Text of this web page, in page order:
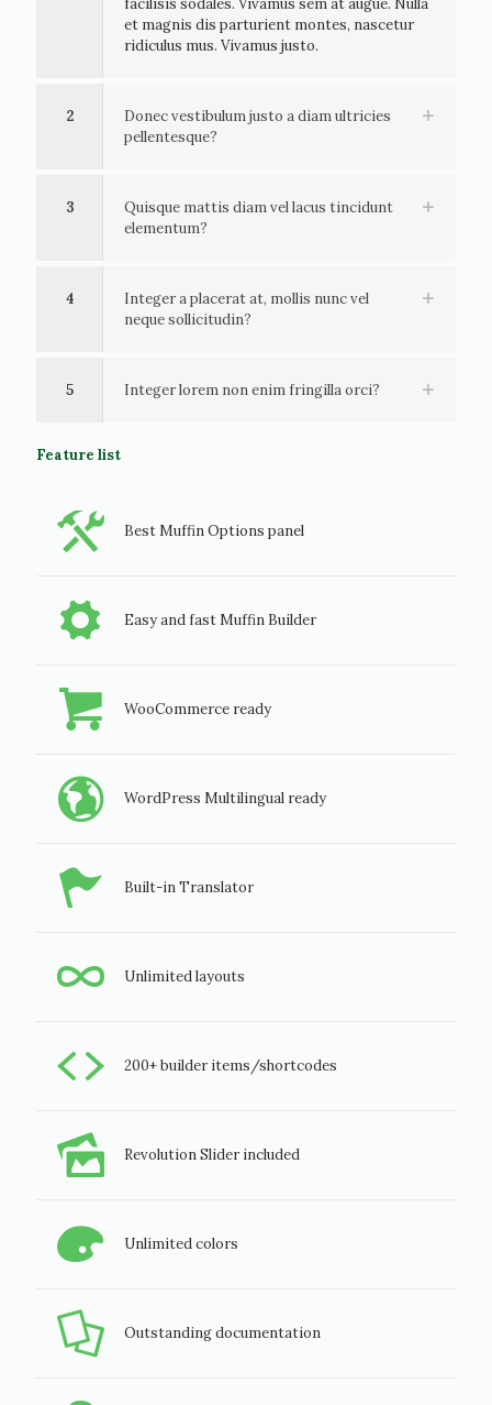
facilisis sodales. Vivamus sem at augue. Nulla
et magnis dis parturient montes, nascetur
ridiculus mus. Vivamus justo.
2
Donec vestibulum justo a diam ultricies
pellentesque?
3
Quisque mattis diam vel lacus tincidunt
elementum?
4
Integer a placerat at, mollis nunc vel
neque sollicitudin?
5 Integer lorem non enim fringilla orci?
Feature list
Best Muffin Options panel
Easy and fast Muffin Builder
WooCommerce ready
WordPress Multilingual ready
Built-in Translator
Unlimited layouts
200+ builder items/shortcodes
Revolution Slider included
Unlimited colors
Outstanding documentation